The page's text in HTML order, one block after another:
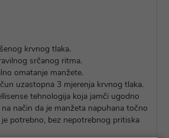
krvnog tlaka.
srčanog ritma.
omatanje manžete.
uzastopna 3 mjerenja krvnog tlaka.
tehnologija koja jamči ugodno
način da je manžeta napuhana točno
potrebno, bez nepotrebnog pritiska